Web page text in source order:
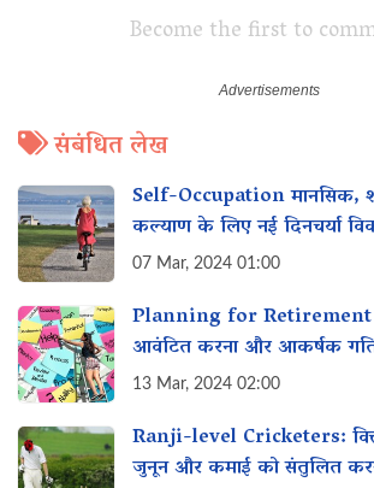
Become the first to
संबंधित लेख
Self-Occupation मानसिक,
कल्याण के लिए नई दिनचर्या
07 Mar, 2024 01:00
Planning for
आवंटित करना और आकर्षक
करना
13 Mar, 2024 02:00
Ranji-level Cricketers:
जुनून और कमाई को संतुलित